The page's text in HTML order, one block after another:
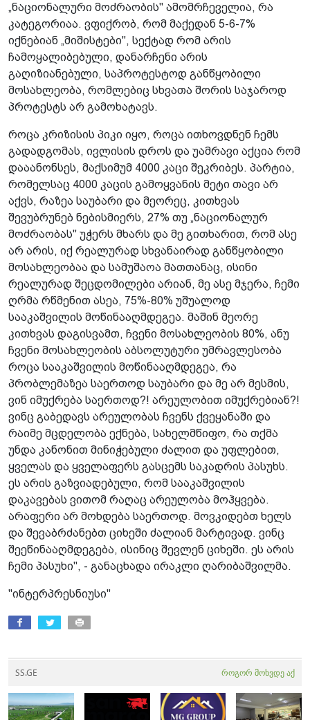
„ნაციონალური მოძრაობის" ამომრჩეველია, რა
კატეგორიაა. ვფიქრობ, რომ მაქედან 5-6-7%
იქნებიან „მიშისტები", სექტად რომ არის
ჩამოყალიბებული, დანარჩენი არის
გაღიზიანებული, საპროტესტოდ განწყობილი
მოსახლეობა, რომლებიც სხვათა შორის საჯაროდ
პროტესტს არ გამოხატავს.
როცა კრიზისის პიკი იყო, როცა ითხოვდნენ ჩემს
გადადგომას, ივლისის დროს და უამრავი აქცია რომ
დააანონსეს, მაქსიმუმ 4000 კაცი შეკრიბეს. პარტია,
რომელსაც 4000 კაცის გამოყვანის მეტი თავი არ
აქვს, რაზეა საუბარი და მეორეც, კითხვას
შევუბრუნებ ნებისმიერს, 27% თუ „ნაციონალურ
მოძრაობას" უჭერს მხარს და მე გითხარით, რომ ასე
არ არის, იქ რეალურად სხვანაირად განწყობილი
მოსახლეობაა და სამუშაოა მათთანაც, ისინი
რეალურად შეცდომილები არიან, მე ასე მჯერა, ჩემი
ღრმა რწმენით ასეა, 75%-80% უშუალოდ
სააკაშვილის მოწინააღმდეგეა. მაშინ მეორე
კითხვას დაგისვამთ, ჩვენი მოსახლეობის 80%, ანუ
ჩვენი მოსახლეობის აბსოლუტური უმრავლესობა
როცა სააკაშვილის მოწინააღმდეგეა, რა
პრობლემაზეა საერთოდ საუბარი და მე არ მესმის,
ვინ იმუქრება საერთოდ?! არეულობით იმუქრებიან?!
ვინც გაბედავს არეულობას ჩვენს ქვეყანაში და
რაიმე მცდელობა ექნება, სახელმწიფო, რა თქმა
უნდა კანონით მინიჭებული ძალით და უფლებით,
ყველას და ყველაფერს გასცემს საკადრის პასუხს.
ეს არის გაზვიადებული, რომ სააკაშვილის
დაკავებას ვითომ რაღაც არეულობა მოჰყვება.
არაფერი არ მოხდება საერთოდ. მოვკიდებთ ხელს
და შევაბრძანებთ ციხეში ძალიან მარტივად. ვინც
შეეწინააღმდეგება, ისინიც შევლენ ციხეში. ეს არის
ჩემი პასუხი", - განაცხადა ირაკლი ღარიბაშვილმა.
"ინტერპრესნიუსი"
SS.GE როგორ მოხვდე აქ